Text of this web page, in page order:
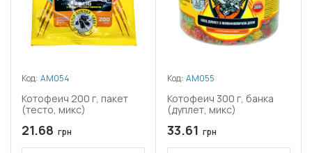
Код: АМ054
Котофеич 200 г, пакет
(тесто, микс)
21.68 грн
Код: АМ055
Котофеич 300 г, банка
(дуплет, микс)
33.61 грн